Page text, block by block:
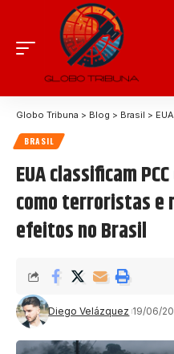
Globo Tribuna > Blog > Brasil > EUA
BRASIL
EUA classificam
como terroristas e
efeitos no Brasil
Diego Velázquez 19/06/